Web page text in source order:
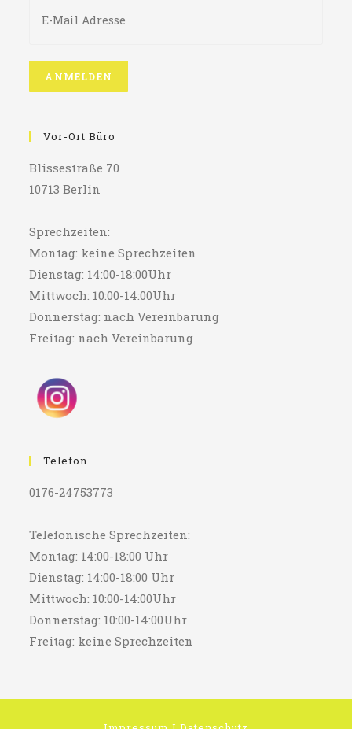
Vor-Ort Büro
Blissestraße 70
10713 Berlin
Sprechzeiten:
Montag: keine Sprechzeiten
Dienstag: 14:00-18:00Uhr
Mittwoch: 10:00-14:00Uhr
Donnerstag: nach Vereinbarung
Freitag: nach Vereinbarung
Telefon
0176-24753773
Telefonische Sprechzeiten:
Montag: 14:00-18:00 Uhr
Dienstag: 14:00-18:00 Uhr
Mittwoch: 10:00-14:00Uhr
Donnerstag: 10:00-14:00Uhr
Freitag: keine Sprechzeiten